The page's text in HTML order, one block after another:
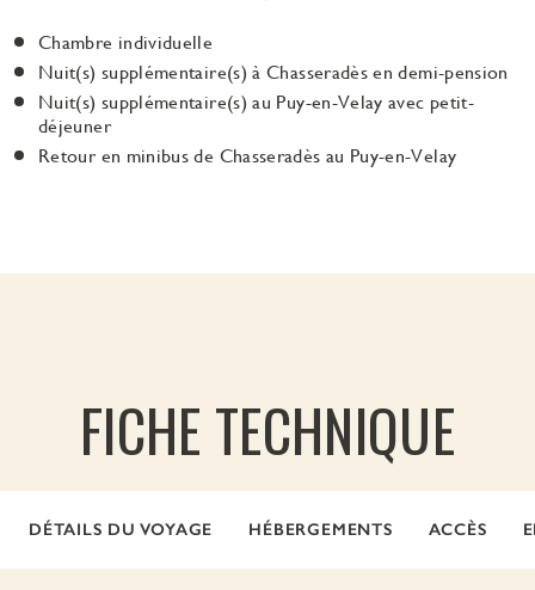
Chambre individuelle
Nuit(s) supplémentaire(s) à Chasseradès en demi-pension
Nuit(s) supplémentaire(s) au Puy-en-Velay avec petit-
déjeuner
Retour en minibus de Chasseradès au Puy-en-Velay
FICHE TECHNIQUE
DÉTAILS DU VOYAGE HÉBERGEMENTS ACCÈS